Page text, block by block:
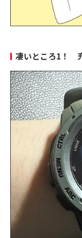
凄いところ1！